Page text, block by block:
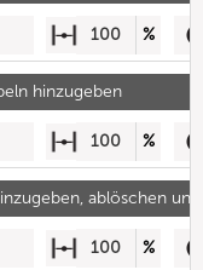
100 %
hinzugeben
100 %
ablöschen
100 %